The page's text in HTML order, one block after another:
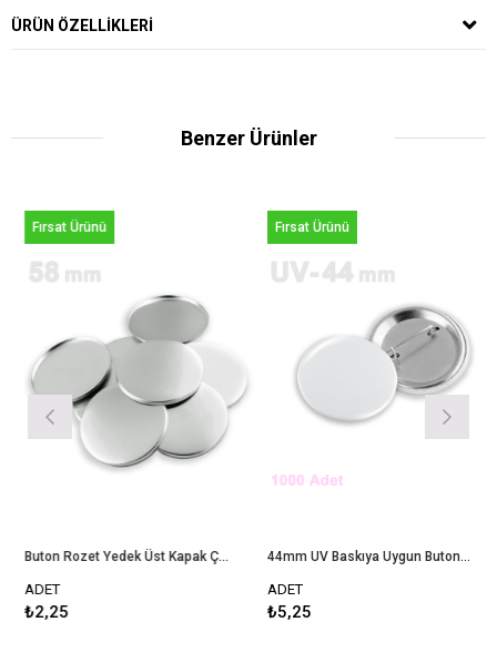
ÜRÜN ÖZELLIKLERI
Benzer Ürünler
Buton Rozet Yedek Üst Kapak Çap 58 mm
ADET
₺2,25
Fırsat Ürünü
44mm UV Baskıya Uygun Buton Rozet - 1000 Adet Montajlı
ADET
₺5,25
Fırsat Ürünü